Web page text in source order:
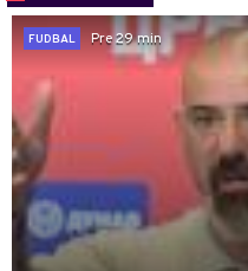
FUDBAL
Pre 29 min